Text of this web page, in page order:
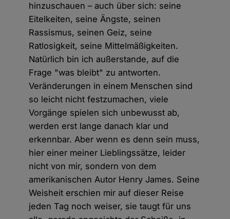
hinzuschauen – auch über sich: seine
Eitelkeiten, seine Ängste, seinen
Rassismus, seinen Geiz, seine
Ratlosigkeit, seine Mittelmäßigkeiten.
Natürlich bin ich außerstande, auf die
Frage "was bleibt" zu antworten.
Veränderungen in einem Menschen sind
so leicht nicht festzumachen, viele
Vorgänge spielen sich unbewusst ab,
werden erst lange danach klar und
erkennbar. Aber wenn es denn sein muss,
hier einer meiner Lieblingssätze, leider
nicht von mir, sondern von dem
amerikanischen Autor Henry James. Seine
Weisheit erschien mir auf dieser Reise
jeden Tag noch weiser, sie taugt für uns